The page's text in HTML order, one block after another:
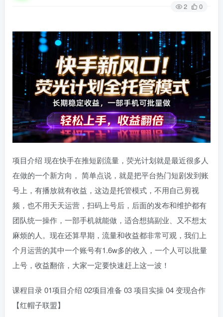
2 0
项目介绍 现在快手在推短剧流量，荧光计划就是最近很多人
在做的一个新方向， 简单点说，就是把平台热门短剧发到账
号上，有播放就有收益，这边是托管模式，不用自己剪视
频，也不用天天运营，扫码上号后，后面的发布和维护都有
团队统一操作，一部手机就能做，适合想搞副业、又不想太
麻烦的人。现在还算早期，流量和收益都非常可观，我们上
个月运营的其中一个账号有1.6w多的收入，一个人可以批量
上号，收益翻倍，大家一定要快速赶上这一波！
课程目录 01项目介绍 02项目准备 03 项目实操 04 变现合作
【红帽子联盟】